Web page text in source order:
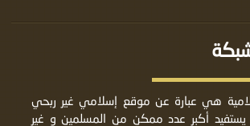
هي عبارة عن موقع إسلامي غير ربحي
يستفيد أكبر عدد ممكن من المسلمين و غير